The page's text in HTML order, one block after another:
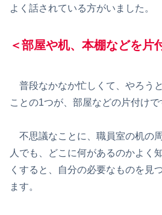
よく話されている方がいました。
＜部屋や机、本棚などを片
普段なかなか忙しくて、やろう
ことの1つが、部屋などの片付けで
不思議なことに、職員室の机の
人でも、どこに何があるのかよく
くすると、自分の必要なものを見
ます。